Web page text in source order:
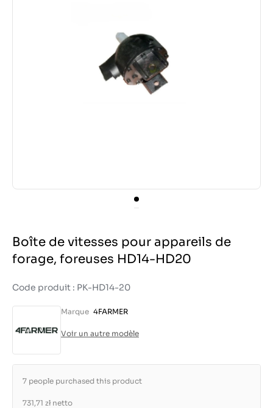
Boîte de vitesses pour appareils de
forage, foreuses HD14-HD20
Code produit : PK-HD14-20
Marque 4FARMER
Voir un autre modèle
7 people purchased this product
731,71 zł netto